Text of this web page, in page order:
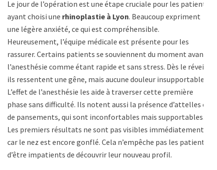
Le jour de l’opération est une étape cruciale pour les patients
ayant choisi une rhinoplastie à Lyon. Beaucoup expriment
une légère anxiété, ce qui est compréhensible.
Heureusement, l’équipe médicale est présente pour les
rassurer. Certains patients se souviennent du moment avant
l’anesthésie comme étant rapide et sans stress. Dès le réveil,
ils ressentent une gêne, mais aucune douleur insupportable.
L’effet de l’anesthésie les aide à traverser cette première
phase sans difficulté. Ils notent aussi la présence d’attelles et
de pansements, qui sont inconfortables mais supportables.
Les premiers résultats ne sont pas visibles immédiatement,
car le nez est encore gonflé. Cela n’empêche pas les patients
d’être impatients de découvrir leur nouveau profil.